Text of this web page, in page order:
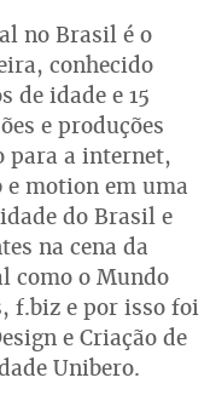
no Brasil é o
conhecido
de idade e 15
e produções
para a internet,
motion em uma
do Brasil e
na cena da
como o Mundo
f.biz e por isso foi
e Criação de
Unibero.